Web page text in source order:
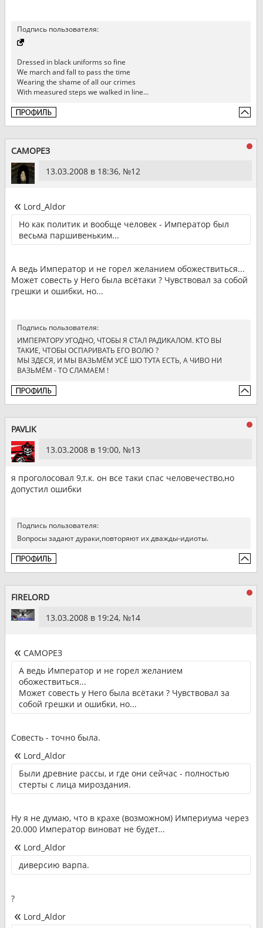
Подпись пользователя:
Dressed in black uniforms so fine
We march and fall to pass the time
Wearing the shame of all our crimes
With measured steps we walked in line...
САМОРЕЗ
13.03.2008 в 18:36, №12
Lord_Aldor
Но как политик и вообще человек - Император был
весьма паршивеньким...
А ведь Император и не горел желанием обожествиться...
Может совесть у Него была всётаки ? Чувствовал за собой
грешки и ошибки, но...
Подпись пользователя:
ИМПЕРАТОРУ УГОДНО, ЧТОБЫ Я СТАЛ РАДИКАЛОМ. КТО ВЫ
ТАКИЕ, ЧТОБЫ ОСПАРИВАТЬ ЕГО ВОЛЮ ?
МЫ ЗДЕСЯ, И МЫ ВАЗЬМЁМ УСЁ ШО ТУТА ЕСТЬ, А ЧИВО НИ
ВАЗЬМЁМ - ТО СЛАМАЕМ !
PAVLIK
13.03.2008 в 19:00, №13
я проголосовал 9,т.к. он все таки спас человечество,но
допустил ошибки
Подпись пользователя:
Вопросы задают дураки,повторяют их дважды-идиоты.
FIRELORD
13.03.2008 в 19:24, №14
САМОРЕЗ
А ведь Император и не горел желанием
обожествиться...
Может совесть у Него была всётаки ? Чувствовал за
собой грешки и ошибки, но...
Совесть - точно была.
Lord_Aldor
Были древние рассы, и где они сейчас - полностью
стерты с лица мироздания.
Ну я не думаю, что в крахе (возможном) Империума через
20.000 Император виноват не будет...
Lord_Aldor
диверсию варпа.
?
Lord_Aldor